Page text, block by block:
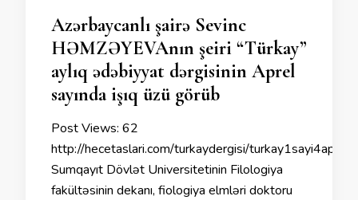
Azərbaycanlı şairə Sevinc
HƏMZƏYEVAnın şeiri “Türkay”
aylıq ədəbiyyat dərgisinin Aprel
sayında işıq üzü görüb
Post Views: 62
http://hecetaslari.com/turkaydergisi/
Sumqayıt Dövlət Universitetinin Filologiya
fakültəsinin dekanı, fiologiya elmləri doktoru